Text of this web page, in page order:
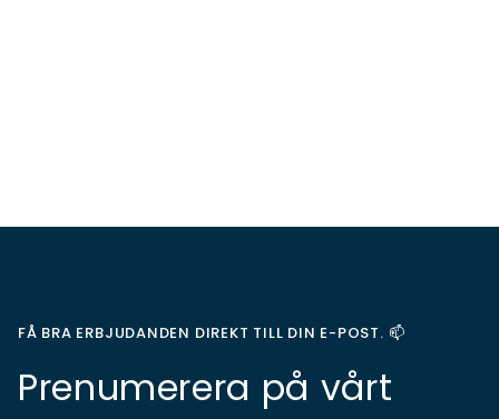
FÅ BRA ERBJUDANDEN DIREKT TILL DIN E-POST. 📫
Prenumerera på vårt